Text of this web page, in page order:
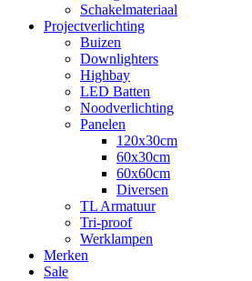
Schakelmateriaal
Projectverlichting
Buizen
Downlighters
Highbay
LED Batten
Noodverlichting
Panelen
120x30cm
60x30cm
60x60cm
Diversen
TL Armatuur
Tri-proof
Werklampen
Merken
Sale